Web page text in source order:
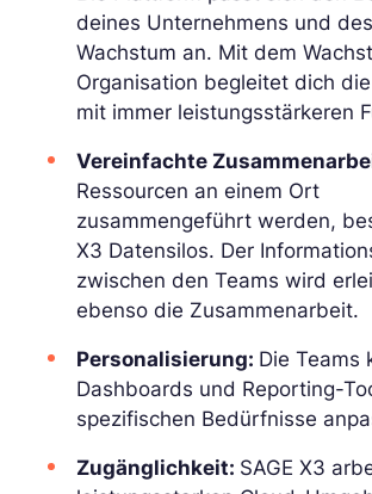
deines Unternehmens und
Wachstum an. Mit dem
Organisation begleitet dich
mit immer leistungsstärkeren
Vereinfachte
Ressourcen an einem Ort
zusammengeführt werden,
X3 Datensilos. Der
zwischen den Teams wird
ebenso die Zusammenarbeit.
Personalisierung: Die Teams
Dashboards und Reporting-
spezifischen Bedürfnisse
Zugänglichkeit: SAGE X3